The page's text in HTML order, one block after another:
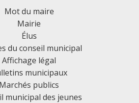
Mot du maire
Mairie
Élus
du conseil municipal
Affichage légal
municipaux
Marchés publics
municipal des jeunes